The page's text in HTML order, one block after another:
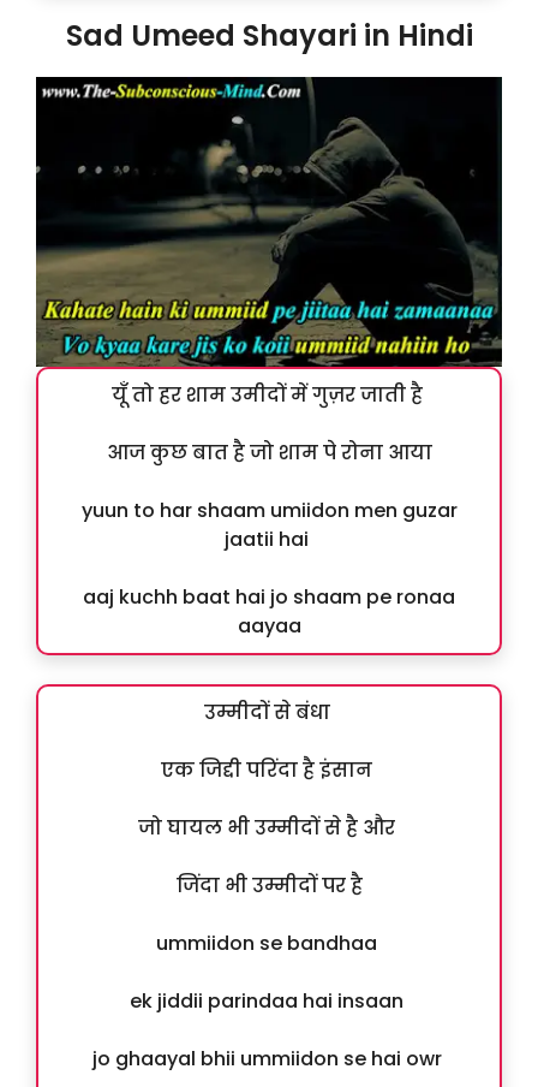
Sad Umeed Shayari in Hindi
यूँ तो हर शाम उमीदों में गुज़र जाती है
आज कुछ बात है जो शाम पे रोना आया
yuun to har shaam umiidon men guzar
jaatii hai
aaj kuchh baat hai jo shaam pe ronaa
aayaa
उम्मीदों से बंधा
एक जिद्दी परिंदा है इंसान
जो घायल भी उम्मीदों से है और
जिंदा भी उम्मीदों पर है
ummiidon se bandhaa
ek jiddii parindaa hai insaan
jo ghaayal bhii ummiidon se hai owr